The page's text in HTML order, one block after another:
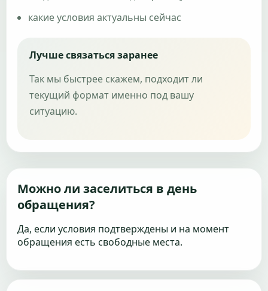
какие условия актуальны сейчас
Лучше связаться заранее
Так мы быстрее скажем, подходит ли
текущий формат именно под вашу
ситуацию.
Можно ли заселиться в день
обращения?
Да, если условия подтверждены и на момент
обращения есть свободные места.